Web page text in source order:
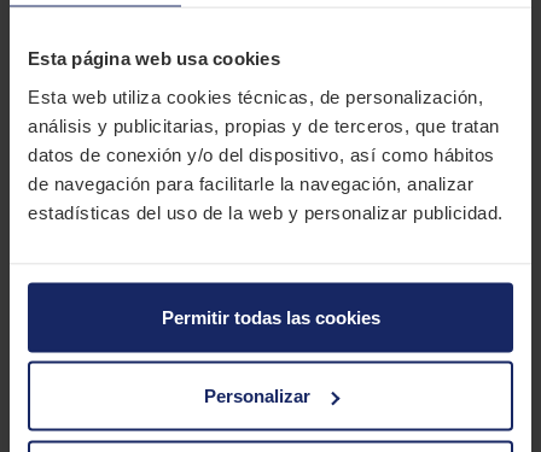
Esta página web usa cookies
Esta web utiliza cookies técnicas, de personalización,
análisis y publicitarias, propias y de terceros, que tratan
datos de conexión y/o del dispositivo, así como hábitos
de navegación para facilitarle la navegación, analizar
estadísticas del uso de la web y personalizar publicidad.
Permitir todas las cookies
Personalizar
tecnología de gomas de carcasa diagonal, los PROMAXX M6103
velocidades más altas. Experimenta la combinación perfecta
entre rendimiento y estilo, ya que estos neumáticos se
complementan a la perfección con el PROMAXX M6102. Mejora
tu experiencia de conducción por la isla con el Maxxis
PROMAXX M6103, el neumático que redefine la excelencia en el
CARACTERÍSTICAS TÉCNICAS
Modelo
Promaxx M 6103